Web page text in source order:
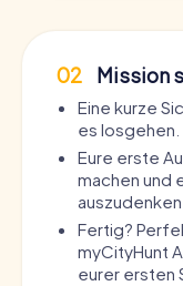
02 Mission
Eine kurze
es losgehen.
Eure erste
machen und
auszudenken.
Fertig?
myCityHunt
eurer ersten